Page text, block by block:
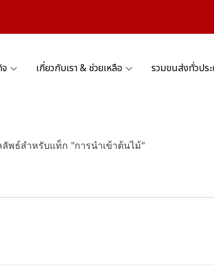
เกี่ยวกับเรา & ช่วยเหลือ รวมขนส่งทั่วปร
ลัพธ์สำหรับแท็ก "การนำเข้าต้นไม้"